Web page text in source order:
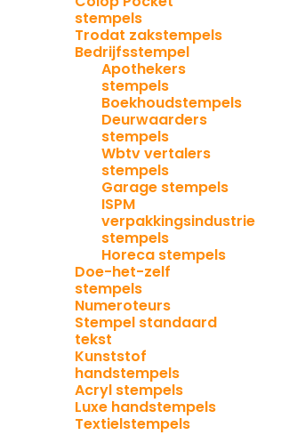
stempels
Trodat zakstempels
Bedrijfsstempel
Apothekers
stempels
Boekhoudstempels
Deurwaarders
stempels
Wbtv vertalers
stempels
Garage stempels
ISPM
verpakkingsindustrie
stempels
Horeca stempels
Doe-het-zelf
stempels
Numeroteurs
Stempel standaard
tekst
Kunststof
handstempels
Acryl stempels
Luxe handstempels
Textielstempels